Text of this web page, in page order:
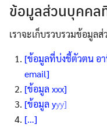
ข้อมูลส่วนบุคคล
เราจะเก็บรวบรวมข้อมูล
[ข้อมูลที่บ่งชี้ตัวตน อ
email]
[ข้อมูล xxx]
[ข้อมูล yyy]
[…]